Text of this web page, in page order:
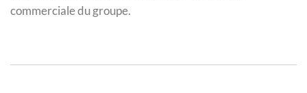
commerciale du groupe.